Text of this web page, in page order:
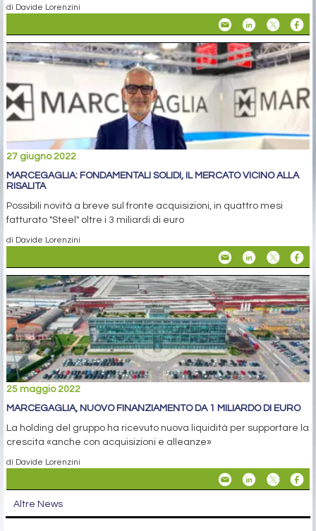
di Davide Lorenzini
27 giugno 2022
MARCEGAGLIA: FONDAMENTALI SOLIDI, IL MERCATO VICINO ALLA
RISALITA
Possibili novità a breve sul fronte acquisizioni, in quattro mesi
fatturato "Steel" oltre i 3 miliardi di euro
di Davide Lorenzini
25 maggio 2022
MARCEGAGLIA, NUOVO FINANZIAMENTO DA 1 MILIARDO DI EURO
La holding del gruppo ha ricevuto nuova liquidità per supportare la
crescita «anche con acquisizioni e alleanze»
di Davide Lorenzini
Altre News